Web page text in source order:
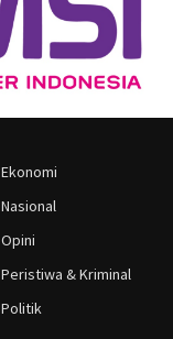
Ekonomi
Nasional
Opini
Peristiwa & Kriminal
Politik